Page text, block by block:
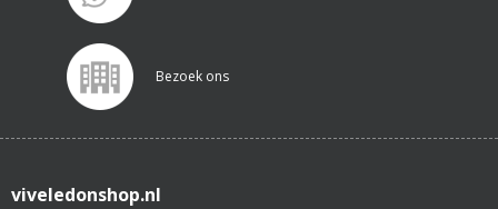
Bezoek ons
viveledonshop.nl